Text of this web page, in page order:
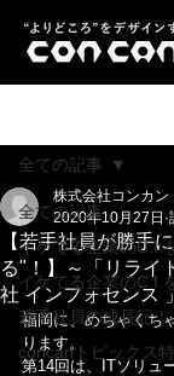
全ての記事
イケてる企業のC.I.
イケてる企業のC.I.
若手社員の成長記！
concanトピックス
全ての記事
【若手社員が勝手
る"！】～「リライ
社 インフォセンス 」
株式会社コンカン
2020年10月27日
福岡に、めちゃくち
ります。
第14回は、ITソリュ